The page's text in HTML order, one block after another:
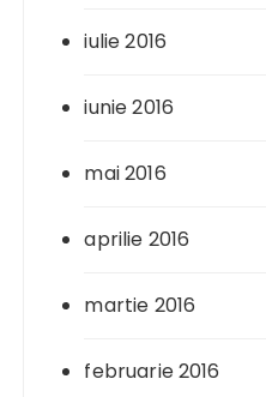
iulie 2016
iunie 2016
mai 2016
aprilie 2016
martie 2016
februarie 2016